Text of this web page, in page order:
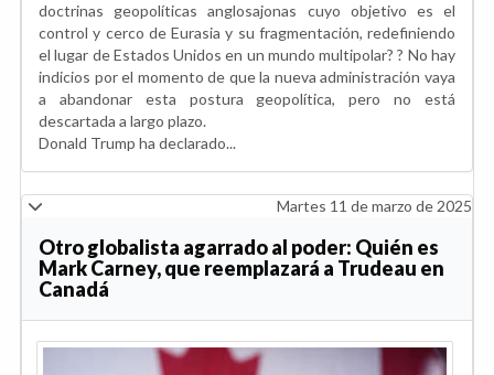
doctrinas geopolíticas anglosajonas cuyo objetivo es el
control y cerco de Eurasia y su fragmentación, redefiniendo
el lugar de Estados Unidos en un mundo multipolar? ? No hay
indicios por el momento de que la nueva administración vaya
a abandonar esta postura geopolítica, pero no está
descartada a largo plazo.
Donald Trump ha declarado...
Martes 11 de marzo de 2025
Otro globalista agarrado al poder: Quién es
Mark Carney, que reemplazará a Trudeau en
Canadá